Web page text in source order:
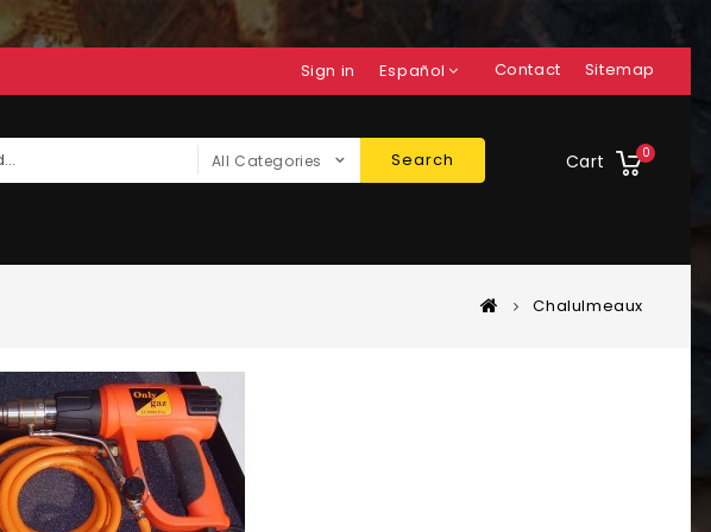
Contact Sitemap
Español
Sign in
Cart 0
All Categories Search
Chalulmeaux